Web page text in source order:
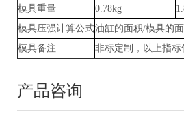
模具重量
0.78kg
模具压强计算公式油缸的面积/模具的
模具备注
非标定制，以上指
产品咨询